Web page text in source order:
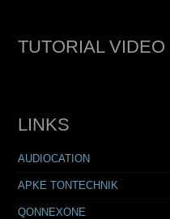
TUTORIAL VIDEO
LINKS
AUDIOCATION
APKE TONTECHNIK
QONNEXONE